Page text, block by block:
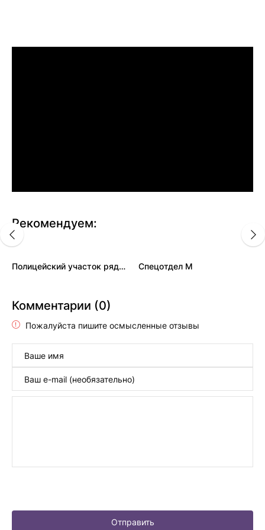
Рекомендуем:
Полицейский участок рядом с пожарной станцией Спецотдел М
Комментарии (0)
Пожалуйста пишите осмысленные отзывы
Отправить